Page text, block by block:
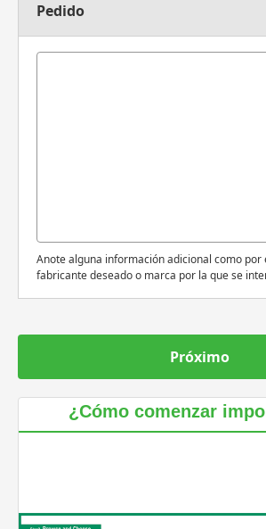
Pedido
Anote alguna información adicional como por
fabricante deseado o marca por la que se
¿Cómo comenzar